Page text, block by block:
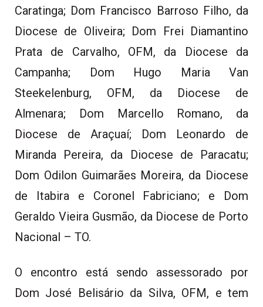
Caratinga; Dom Francisco Barroso Filho, da
Diocese de Oliveira; Dom Frei Diamantino
Prata de Carvalho, OFM, da Diocese da
Campanha; Dom Hugo Maria Van
Steekelenburg, OFM, da Diocese de
Almenara; Dom Marcello Romano, da
Diocese de Araçuaí; Dom Leonardo de
Miranda Pereira, da Diocese de Paracatu;
Dom Odilon Guimarães Moreira, da Diocese
de Itabira e Coronel Fabriciano; e Dom
Geraldo Vieira Gusmão, da Diocese de Porto
Nacional – TO.
O encontro está sendo assessorado por
Dom José Belisário da Silva, OFM, e tem